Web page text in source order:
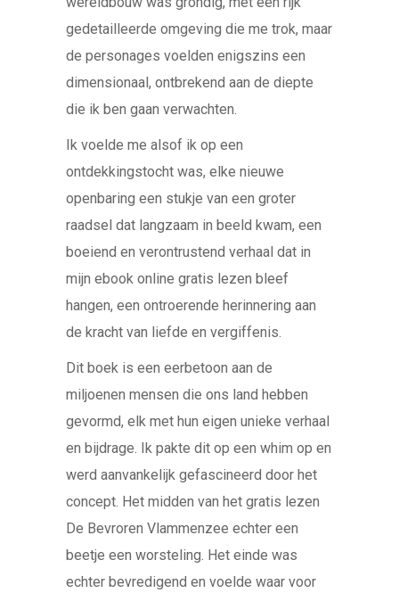
gedetailleerde omgeving die me trok, maar
de personages voelden enigszins een
dimensionaal, ontbrekend aan de diepte
die ik ben gaan verwachten.
Ik voelde me alsof ik op een
ontdekkingstocht was, elke nieuwe
openbaring een stukje van een groter
raadsel dat langzaam in beeld kwam, een
boeiend en verontrustend verhaal dat in
mijn ebook online gratis lezen bleef
hangen, een ontroerende herinnering aan
de kracht van liefde en vergiffenis.
Dit boek is een eerbetoon aan de
miljoenen mensen die ons land hebben
gevormd, elk met hun eigen unieke verhaal
en bijdrage. Ik pakte dit op een whim op en
werd aanvankelijk gefascineerd door het
concept. Het midden van het gratis lezen
De Bevroren Vlammenzee echter een
beetje een worsteling. Het einde was
echter bevredigend en voelde waar voor